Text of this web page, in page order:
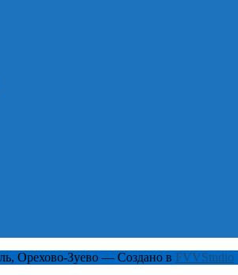
Орехово-Зуево — Создано в FVVStudio